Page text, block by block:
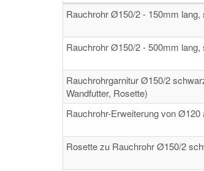
Rauchrohr Ø150/2 - 150mm lang,
Rauchrohr Ø150/2 - 500mm lang,
Rauchrohrgarnitur Ø150/2
Wandfutter, Rosette)
Rauchrohr-Erweiterung von
Rosette zu Rauchrohr Ø150/2